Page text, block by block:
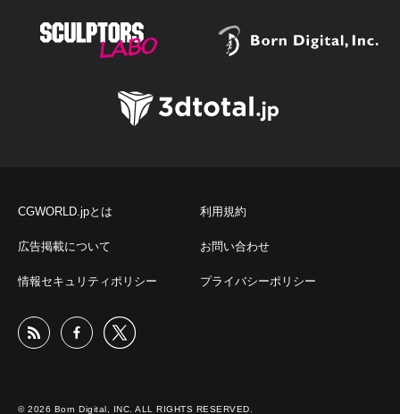
CGWORLD.jpとは 利用規約
広告掲載について お問い合わせ
情報セキュリティポリシー プライバシーポリシー
© 2026 Born Digital, INC. ALL RIGHTS RESERVED.